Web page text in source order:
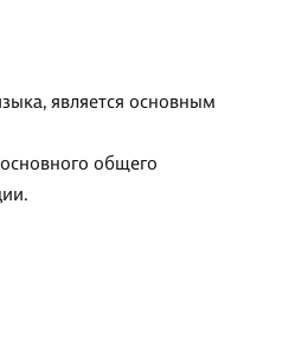
является основным
общего